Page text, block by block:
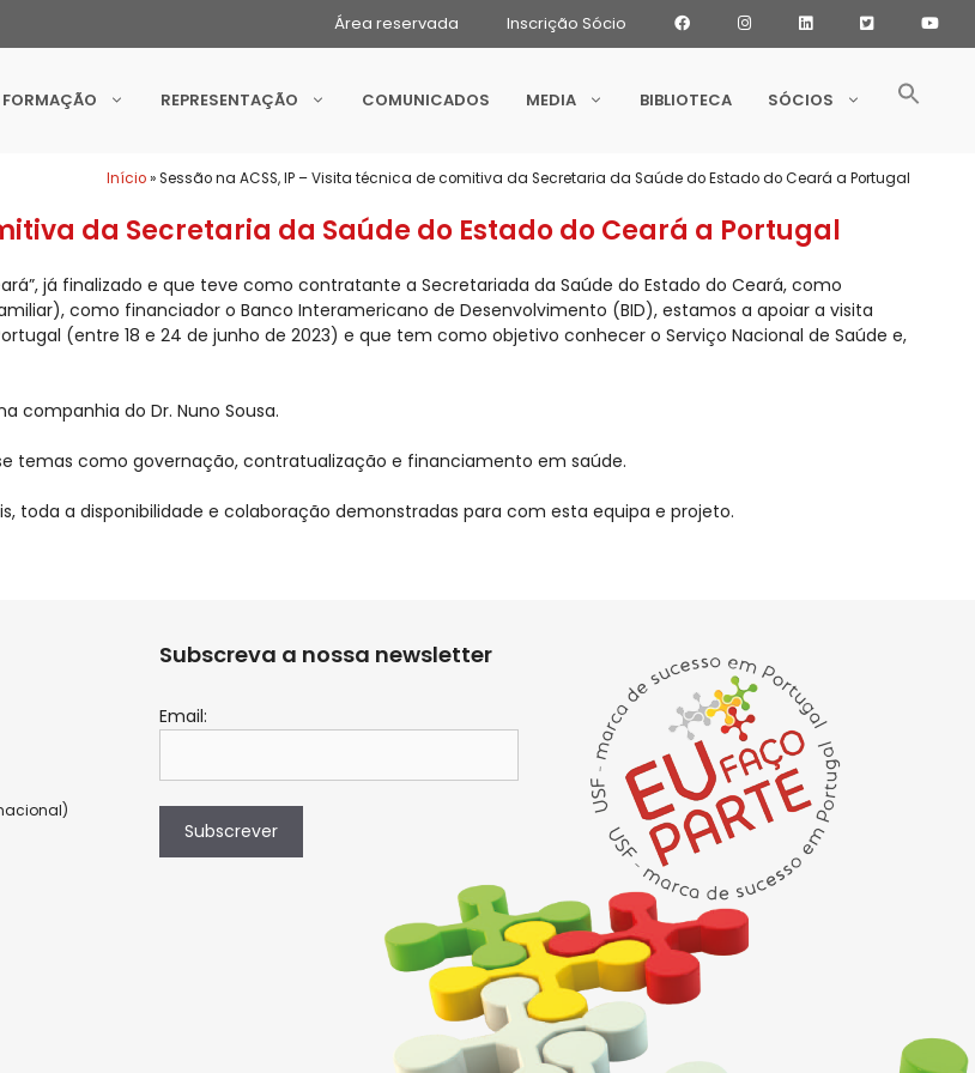
Área reservada Inscrição Sócio
FORMAÇÃO REPRESENTAÇÃO COMUNICADOS MEDIA BIBLIOTECA SÓCIOS
Início»Sessão na ACSS, IP – Visita técnica de comitiva da Secretaria da Saúde do Estado do Ceará a Portugal
da Secretaria da Saúde do Estado do Ceará a Portugal
já finalizado e que teve como contratante a Secretariada da Saúde do Estado do Ceará, como
como financiador o Banco Interamericano de Desenvolvimento (BID), estamos a apoiar a visita
(entre 18 e 24 de junho de 2023) e que tem como objetivo conhecer o Serviço Nacional de Saúde e,
companhia do Dr. Nuno Sousa.
temas como governação, contratualização e financiamento em saúde.
toda a disponibilidade e colaboração demonstradas para com esta equipa e projeto.
Subscreva a nossa newsletter
Email:
Subscrever